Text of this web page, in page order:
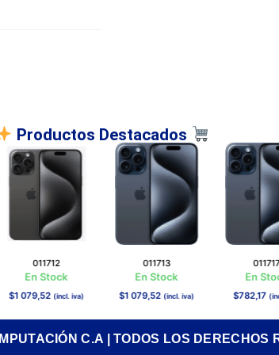
Productos Destacados
011712
En Stock
$1 079,52 (incl. iva)
011713
En Stock
$1 079,52 (incl. iva)
En
$782,17
C.A | TODOS LOS DERECHOS